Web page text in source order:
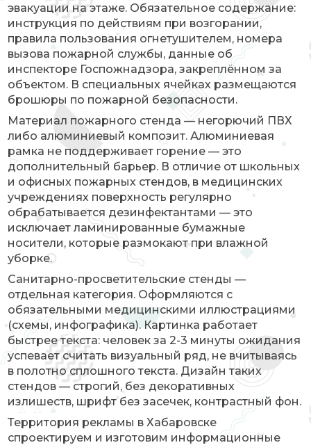
эвакуации на этаже. Обязательное содержание:
инструкция по действиям при возгорании,
правила пользования огнетушителем, номера
вызова пожарной службы, данные об
инспекторе Госпожнадзора, закреплённом за
объектом. В специальных ячейках размещаются
брошюры по пожарной безопасности.
Материал пожарного стенда — негорючий ПВХ
либо алюминиевый композит. Алюминиевая
рамка не поддерживает горение — это
дополнительный барьер. В отличие от школьных
и офисных пожарных стендов, в медицинских
учреждениях поверхность регулярно
обрабатывается дезинфектантами — это
исключает ламинированные бумажные
носители, которые размокают при влажной
уборке.
Санитарно-просветительские стенды —
отдельная категория. Оформляются с
обязательными медицинскими иллюстрациями
(схемы, инфографика). Картинка работает
быстрее текста: человек за 2-3 минуты ожидания
успевает считать визуальный ряд, не вчитываясь
в полотно сплошного текста. Дизайн таких
стендов — строгий, без декоративных
излишеств, шрифт без засечек, контрастный фон.
Территория рекламы в Хабаровске
спроектируем и изготовим информационные